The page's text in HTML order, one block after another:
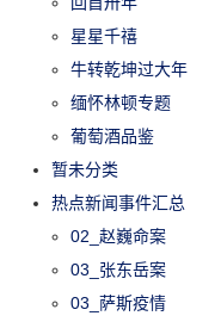
星星千禧
牛转乾坤过大年
缅怀林顿专题
葡萄酒品鉴
暂未分类
热点新闻事件汇总
02_赵巍命案
03_张东岳案
03_萨斯疫情